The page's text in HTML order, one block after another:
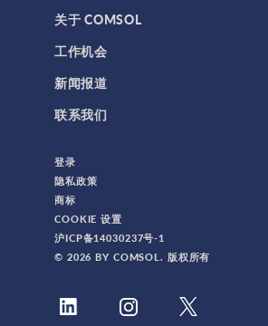
关于 COMSOL
工作机会
新闻报道
联系我们
登录
隐私政策
商标
COOKIE 设置
沪ICP备14030237号-1
© 2026 BY COMSOL. 版权所有